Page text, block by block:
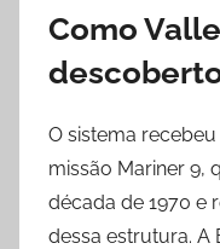
Como
O sistema
missão Mariner 9,
década de 1970 e
dessa estrutura. A